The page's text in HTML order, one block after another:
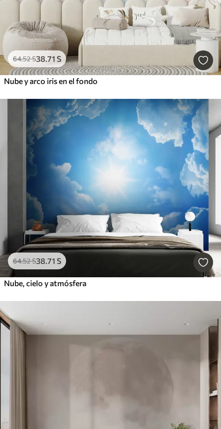
64.52S38.71 S
Nube y arco iris en el fondo
64.52S38.71 S
Nube, cielo y atmósfera